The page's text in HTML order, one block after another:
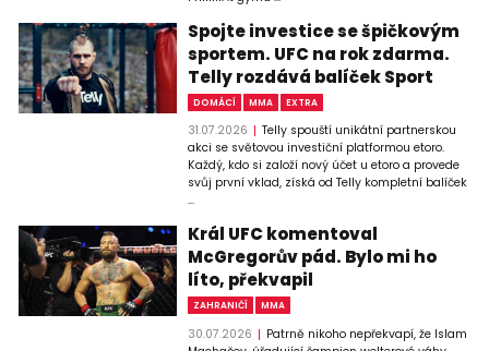
Spojte investice se špičkovým
sportem. UFC na rok zdarma.
Telly rozdává balíček Sport
DOMÁCÍ MMA EXTRA
31.07.2026
Telly spouští unikátní partnerskou
akci se světovou investiční platformou etoro.
Každý, kdo si založí nový účet u etoro a provede
svůj první vklad, získá od Telly kompletní balíček
...
Král UFC komentoval
McGregorův pád. Bylo mi ho
líto, překvapil
ZAHRANIČÍ MMA
30.07.2026
Patrně nikoho nepřekvapí, že Islam